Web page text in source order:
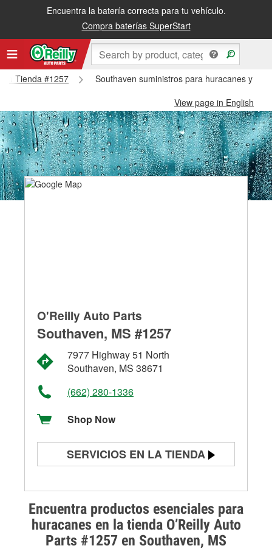
Encuentra la batería correcta para tu vehículo.
Compra baterías SuperStart
Tienda #1257
Southaven suministros para huracanes y
View page in English
Encuentra productos esenciales para
huracanes en la tienda O’Reilly Auto
Parts #1257 en Southaven, MS
O'Reilly Auto Parts
Southaven, MS #1257
7977 Highway 51 North
Southaven, MS 38671
(662) 280-1336
Shop Now
SERVICIOS EN LA TIENDA
Prueba de alternadores y
arrancadores
Revisión de la luz "Check Engine"